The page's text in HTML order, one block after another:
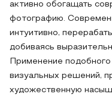
активно обогащать
фотографию.
интуитивно,
добиваясь
Применение
визуальных решений,
художественную